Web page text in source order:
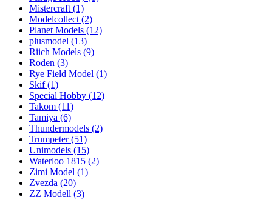
Mistercraft (1)
Modelcollect (2)
Planet Models (12)
plusmodel (13)
Riich Models (9)
Roden (3)
Rye Field Model (1)
Skif(1)
Special Hobby (12)
Takom (11)
Tamiya (6)
Thundermodels (2)
Trumpeter(51)
Unimodels (15)
Waterloo 1815 (2)
Zimi Model (1)
Zvezda (20)
ZZ Modell (3)